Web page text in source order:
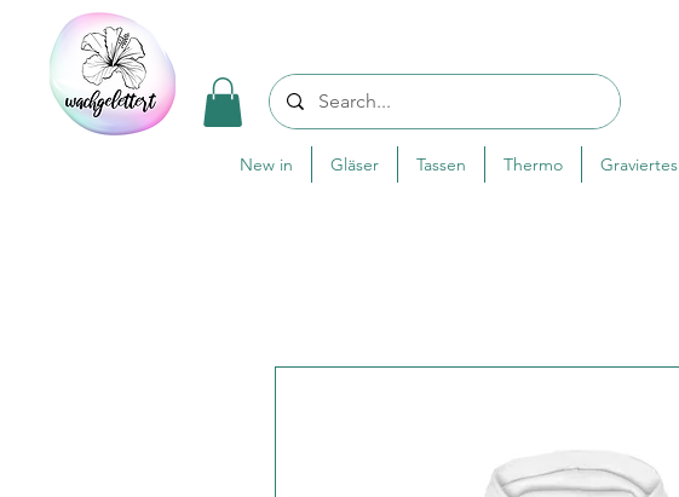
New in Gläser Tassen Thermo Graviertes